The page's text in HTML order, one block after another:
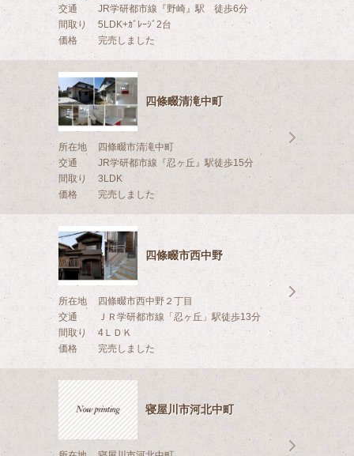
交通
JR学研都市線『野崎』駅 徒歩6分
間取り
5LDK+ｶﾞﾚｰｼﾞ2台
価格
完売しました
四條畷清滝中町
所在地
四條畷市清滝中町
交通
JR学研都市線『忍ヶ丘』駅徒歩15分
間取り
3LDK
価格
完売しました
四條畷市西中野
所在地
四條畷市西中野２丁目
交通
ＪＲ学研都市線「忍ヶ丘」駅徒歩13分
間取り
4ＬＤＫ
価格
完売しました
寝屋川市河北中町